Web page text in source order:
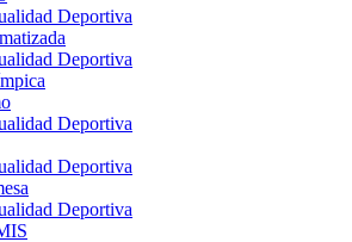
Deportiva
Deportiva
Deportiva
Deportiva
Deportiva